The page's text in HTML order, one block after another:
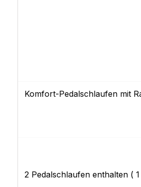
Komfort-Pedalschlaufen mit
2 Pedalschlaufen enthalten (